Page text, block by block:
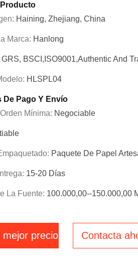
Haining, Zhejiang, China
Marca: Hanlong
GRS, BSCI,ISO9001,Authentic And
HLSPL04
Pago Y Envío
Mínima: Negociable
Paquete De Papel
15-20 Días
La Fuente: 100.000,00--150.000,00
mejor precio Contacta